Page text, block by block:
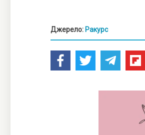
Джерело: Ракурс